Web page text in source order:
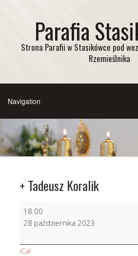
Parafia
Strona Parafii w Stasikówce pod
Rzemieślnika
+ Tadeusz Koralik
Tadeusz
Koralik
18:00
28 października 2023
iCal